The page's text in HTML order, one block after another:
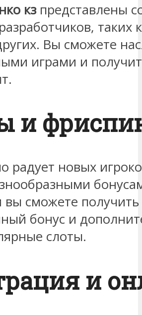
кзпредставлены
таких
Вы сможете
играми и
и
радует новых
вы сможете
бонус и
слоты.
и